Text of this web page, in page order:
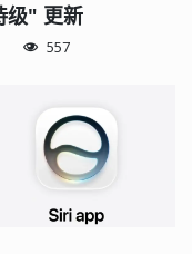
级" 更新
557